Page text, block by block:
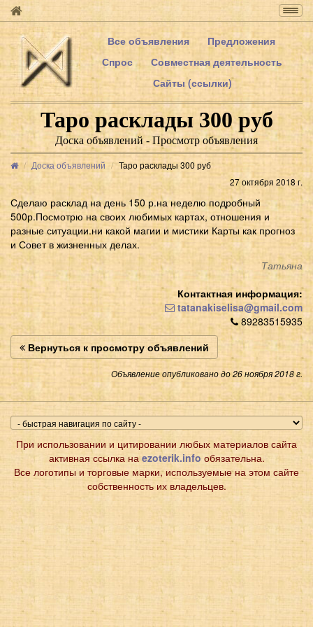
Все объявления
Предложения
Спрос
Совместная деятельность
Сайты (ссылки)
Таро расклады 300 руб
Доска объявлений - Просмотр объявления
Доска объявлений
Таро расклады 300 руб
27 октября 2018 г.
Сделаю расклад на день 150 р.на неделю подробный
500р.Посмотрю на своих любимых картах, отношения и
разные ситуации.ни какой магии и мистики Карты как прогноз
и Совет в жизненных делах.
Татьяна
Контактная информация:
tatanakiselisa@gmail.com
89283515935
Вернуться к просмотру объявлений
Объявление опубликовано до 26 ноября 2018 г.
При использовании и цитировании любых материалов сайта
активная ссылка наezoterik.info обязательна.
Все логотипы и торговые марки, используемые на этом сайте
собственность их владельцев.